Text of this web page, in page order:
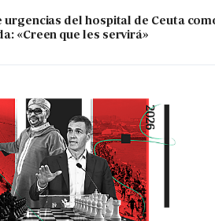
urgencias del hospital de Ceuta
«Creen que les servirá»